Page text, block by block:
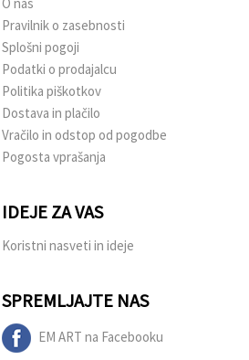
Pravilnik o zasebnosti
Splošni pogoji
Podatki o prodajalcu
Politika piškotkov
Dostava in plačilo
Vračilo in odstop od pogodbe
Pogosta vprašanja
IDEJE ZA VAS
Koristni nasveti in ideje
SPREMLJAJTE NAS
EM ART na Facebooku